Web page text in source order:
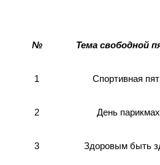
№ Тема свободной
1 Спортивная
2 День
3 Здоровым быть